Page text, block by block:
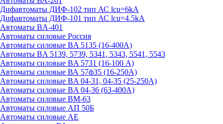
Дифавтоматы ДИФ-102 тип АС lcu=6kA
Дифавтоматы ДИФ-101 тип АС lcu=4.5kA
Автоматы BA-401
Автоматы силовые Россия
Автоматы силовые BA 5135 (16-400А)
Автоматы BA 5139, 5739, 5341, 5343, 5541, 5543
Автоматы силовые BA 5731 (16-100 А)
Автоматы силовые ВА 57ф35 (16-250А)
Автоматы силовые BA 04-31, 04-35 (25-250А)
Автоматы силовые BA 04-36 (63-400А)
Автоматы силовые ВМ-63
Автоматы силовые АП 50Б
Автоматы силовые АЕ